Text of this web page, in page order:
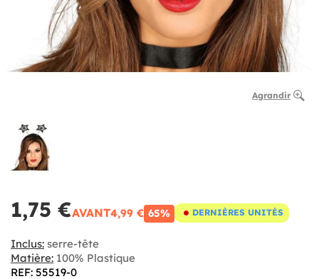
Agrandir
1,75 €AVANT4,99 € 65% DERNIÈRES UNITÉS
Inclus: serre-tête
Matière: 100% Plastique
REF: 55519-0